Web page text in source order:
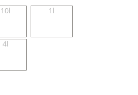
10l 1l
4l